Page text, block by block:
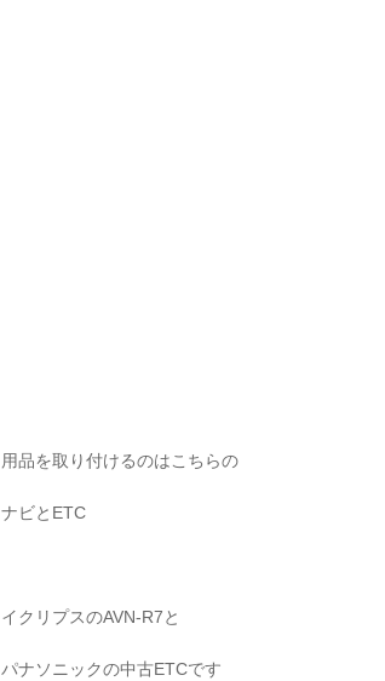
用品を取り付けるのはこちらの
ナビとETC
イクリプスのAVN-R7と
パナソニックの中古ETCです